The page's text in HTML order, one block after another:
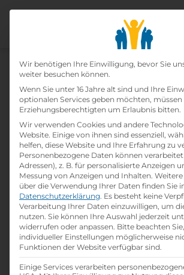
Lehrling
Schwerpunkt
(m/w/d)
Home»Offene Lehrstellen»
Einzelhandel mit Schwerpunkt
Einrichtungsberatung (m/w/d)
Details zur Lehrstelle
Wir benötigen Ihre Einwilligung, bevor Sie
weiter besuchen können.
Wenn Sie unter 16 Jahre alt sind und Ihre
optionalen Services geben möchten, müssen
Erziehungsberechtigten um Erlaubnis bitten.
Wir verwenden Cookies und andere
Website. Einige von ihnen sind essenziell,
helfen, diese Website und Ihre Erfahrung zu
Personenbezogene Daten können
Adressen), z. B. für personalisierte Anzeigen
Messung von Anzeigen und Inhalten.
über die Verwendung Ihrer Daten finden Sie
Datenschutzerklärung. Es besteht keine
Verarbeitung Ihrer Daten einzuwilligen, um
nutzen. Sie können Ihre Auswahl jederzeit
widerrufen oder anpassen. Bitte beachten
individueller Einstellungen möglicherweise
Funktionen der Website verfügbar sind.
Einige Services verarbeiten